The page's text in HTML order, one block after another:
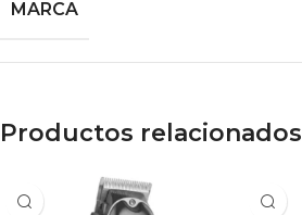
MARCA
Productos relacionados